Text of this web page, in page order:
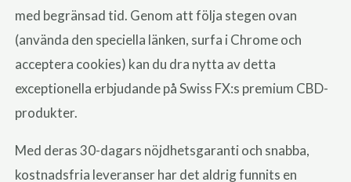
med begränsad tid. Genom att följa stegen ovan
(använda den speciella länken, surfa i Chrome och
acceptera cookies) kan du dra nytta av detta
exceptionella erbjudande på Swiss FX:s premium CBD-
produkter.
Med deras 30-dagars nöjdhetsgaranti och snabba,
kostnadsfria leveranser har det aldrig funnits en